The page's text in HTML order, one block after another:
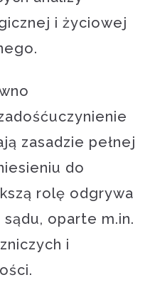
i życiowej
zasadzie pełnej
do
rolę odgrywa
oparte m.in.
i